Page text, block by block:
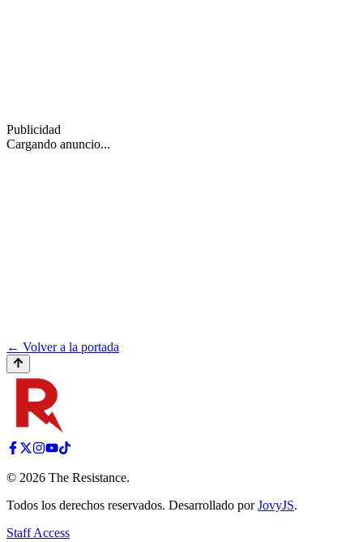
Publicidad
Cargando anuncio...
← Volver a la portada
© 2026 The Resistance.
Todos los derechos reservados. Desarrollado por JovyJS.
Staff Access